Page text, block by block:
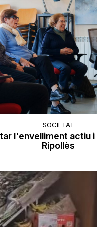
SOCIETAT
l'envelliment actiu i
Ripollès